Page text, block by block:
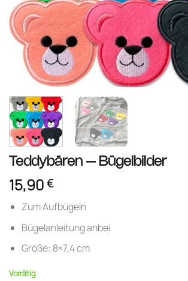
Teddybären – Bügelbilder
15,90 €
Zum Aufbügeln
Bügelanleitung anbei
Größe: 8×7,4 cm
Vorrätig